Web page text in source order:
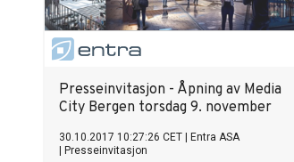
Presseinvitasjon - Åpning av Media
City Bergen torsdag 9. november
30.10.2017 10:27:26 CET
Entra ASA
Presseinvitasjon